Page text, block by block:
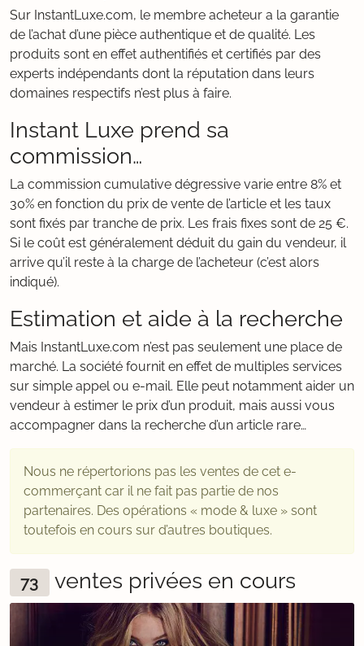
Sur InstantLuxe.com, le membre acheteur a la garantie
de l’achat d’une pièce authentique et de qualité. Les
produits sont en effet authentifiés et certifiés par des
experts indépendants dont la réputation dans leurs
domaines respectifs n’est plus à faire.
Instant Luxe prend sa
commission…
La commission cumulative dégressive varie entre 8% et
30% en fonction du prix de vente de l’article et les taux
sont fixés par tranche de prix. Les frais fixes sont de 25 €.
Si le coût est généralement déduit du gain du vendeur, il
arrive qu’il reste à la charge de l’acheteur (c’est alors
indiqué).
Estimation et aide à la recherche
Mais InstantLuxe.com n’est pas seulement une place de
marché. La société fournit en effet de multiples services
sur simple appel ou e-mail. Elle peut notamment aider un
vendeur à estimer le prix d’un produit, mais aussi vous
accompagner dans la recherche d’un article rare…
Nous ne répertorions pas les ventes de cet e-
commerçant car il ne fait pas partie de nos
partenaires. Des opérations « mode & luxe » sont
toutefois en cours sur d’autres boutiques.
73 ventes privées en cours